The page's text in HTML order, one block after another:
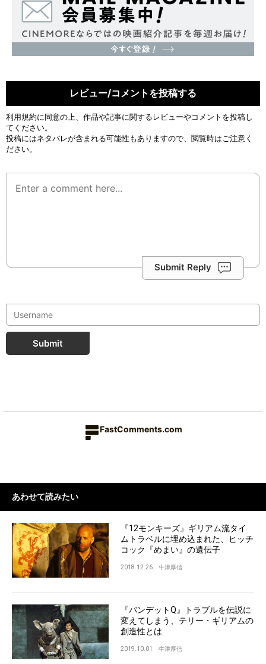
レビュー/コメントを投稿する
利用規約に同意の上、作品や記事に関するレビューやコメントを投稿し
てください。
投稿にはネタバレが含まれる可能性もありますので、閲覧時はご注意く
ださい。
Submit Reply
Submit
FastComments.com
あわせて読みたい
『12モンキーズ』ギリアム流タイ
ムトラベルに埋め込まれた、ヒッチ
コック『めまい』の遺伝子
2018.12.26 牛津厚信
『バンデットQ』トラブルを伝説に
変えてしまう、テリー・ギリアムの
創造性とは
2019.10.01 牛津厚信